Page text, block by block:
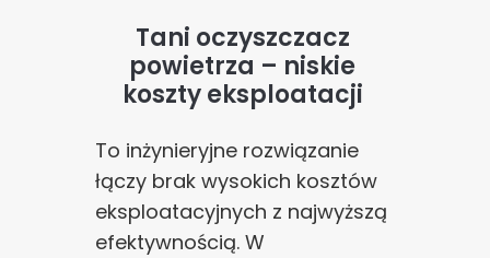
Tani oczyszczacz
powietrza – niskie
koszty eksploatacji
To inżynieryjne rozwiązanie
łączy brak wysokich kosztów
eksploatacyjnych z najwyższą
efektywnością. W